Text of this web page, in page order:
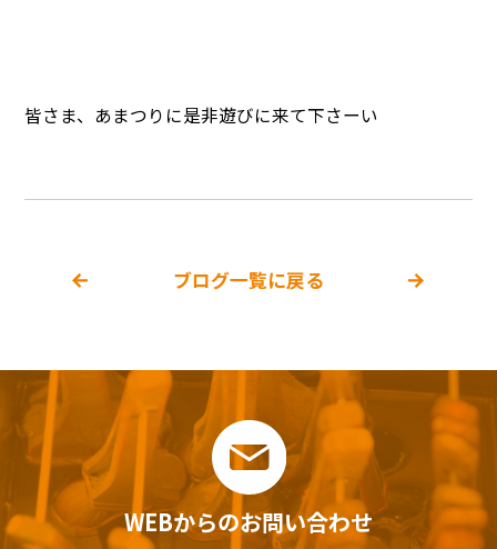
皆さま、あまつりに是非遊びに来て下さーい
ブログ一覧に戻る
WEBからのお問い合わせ